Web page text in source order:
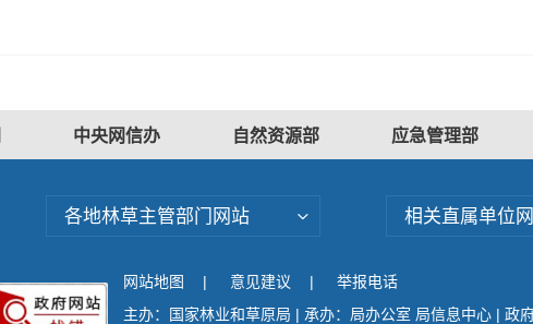
中央网信办 自然资源部 应急管理部
各地林草主管部门网站 相关直属单位
网站地图 | 意见建议 |
举报电话
主办：国家林业和草原局 | 承办：局办公室 局信息中心 | 政